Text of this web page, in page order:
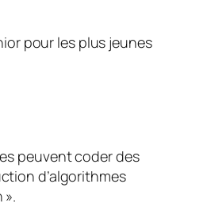
pour les plus jeunes
peuvent coder des
d’algorithmes